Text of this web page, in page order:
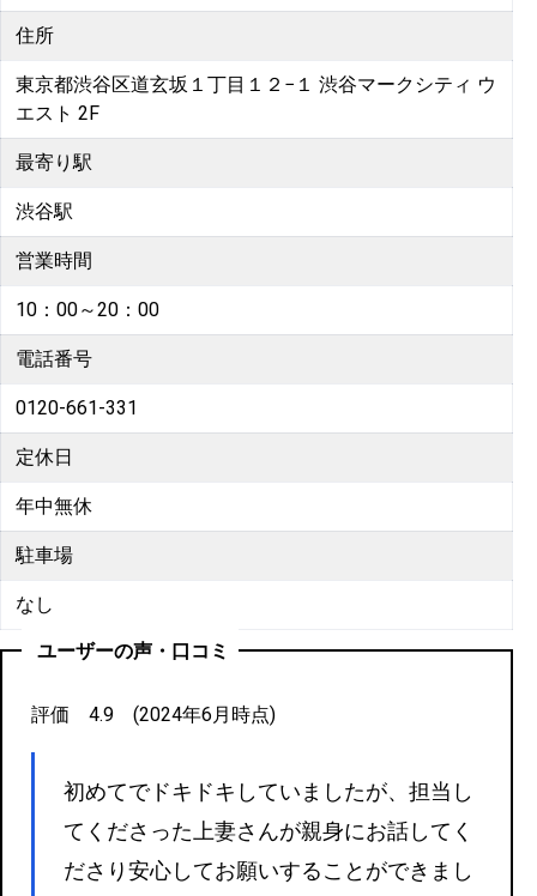
住所
東京都渋谷区道玄坂１丁目１２−１ 渋谷マークシティ ウ
エスト 2F
最寄り駅
渋谷駅
営業時間
10：00～20：00
電話番号
0120-661-331
定休日
年中無休
駐車場
なし
ユーザーの声・口コミ
評価 4.9 (2024年6月時点)
初めてでドキドキしていましたが、担当し
てくださった上妻さんが親身にお話してく
ださり安心してお願いすることができまし